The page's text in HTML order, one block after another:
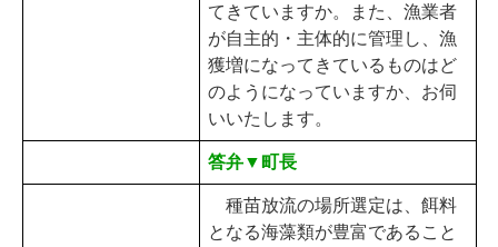
てきていますか。また、漁業者
が自主的・主体的に管理し、漁
獲増になってきているものはど
のようになっていますか、お伺
いいたします。
答弁▼町長
種苗放流の場所選定は、餌料
となる海藻類が豊富であること